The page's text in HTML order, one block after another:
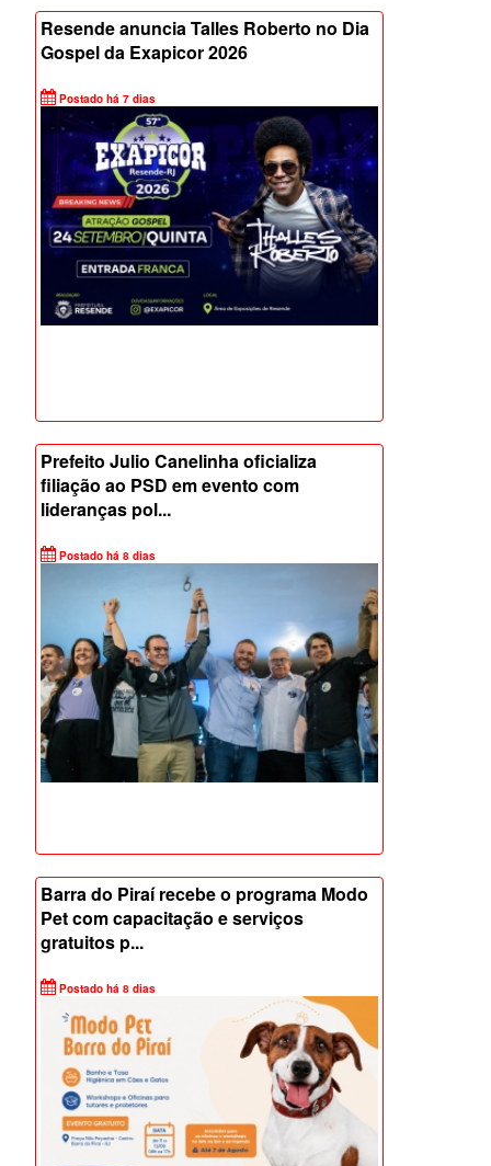
Resende anuncia Talles Roberto no Dia
Postado há 7 dias
Prefeito Julio Canelinha oficializa
filiação ao PSD em evento com
Barra do Piraí recebe o programa Modo
Pet com capacitação e serviços
Postado há 8 dias